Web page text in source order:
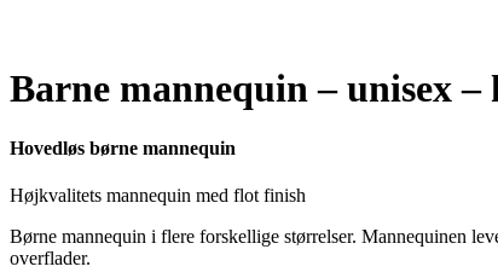
Barne mannequin – unisex
Hovedløs børne mannequin
Højkvalitets mannequin med flot finish
Børne mannequin i flere forskellige størrelser. Mannequinen
overflader.